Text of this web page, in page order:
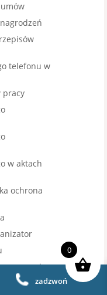
telefonu w
pracy
w aktach
ochrona
umownej
zadzwoń
0